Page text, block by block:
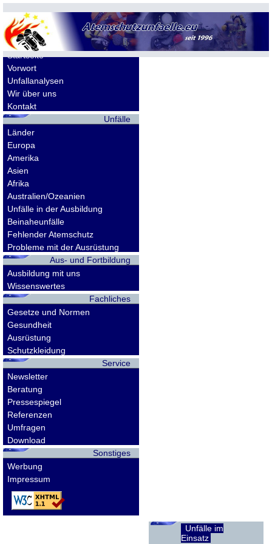
Allgemeines
Startseite
Vorwort
Unfallanalysen
Wir über uns
Kontakt
Unfälle
Länder
Europa
Amerika
Asien
Afrika
Australien/Ozeanien
Unfälle in der Ausbildung
Beinaheunfälle
Fehlender Atemschutz
Probleme mit der Ausrüstung
Aus- und Fortbildung
Ausbildung mit uns
Wissenswertes
Fachliches
Gesetze und Normen
Gesundheit
Ausrüstung
Schutzkleidung
Service
Newsletter
Beratung
Pressespiegel
Referenzen
Umfragen
Download
Sonstiges
Werbung
Impressum
Unfälle im
Einsatz